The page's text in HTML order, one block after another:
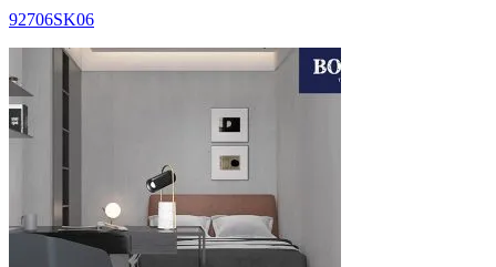
92706SK06